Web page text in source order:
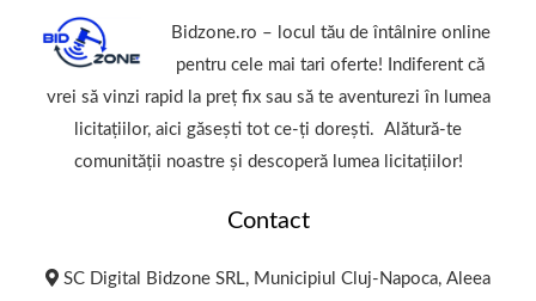
Bidzone.ro – locul tău de întâlnire online
pentru cele mai tari oferte! Indiferent că
vrei să vinzi rapid la preț fix sau să te aventurezi în lumea
licitațiilor, aici găsești tot ce-ți dorești. Alătură-te
comunității noastre și descoperă lumea licitațiilor!
Contact
SC Digital Bidzone SRL, Municipiul Cluj-Napoca, Aleea